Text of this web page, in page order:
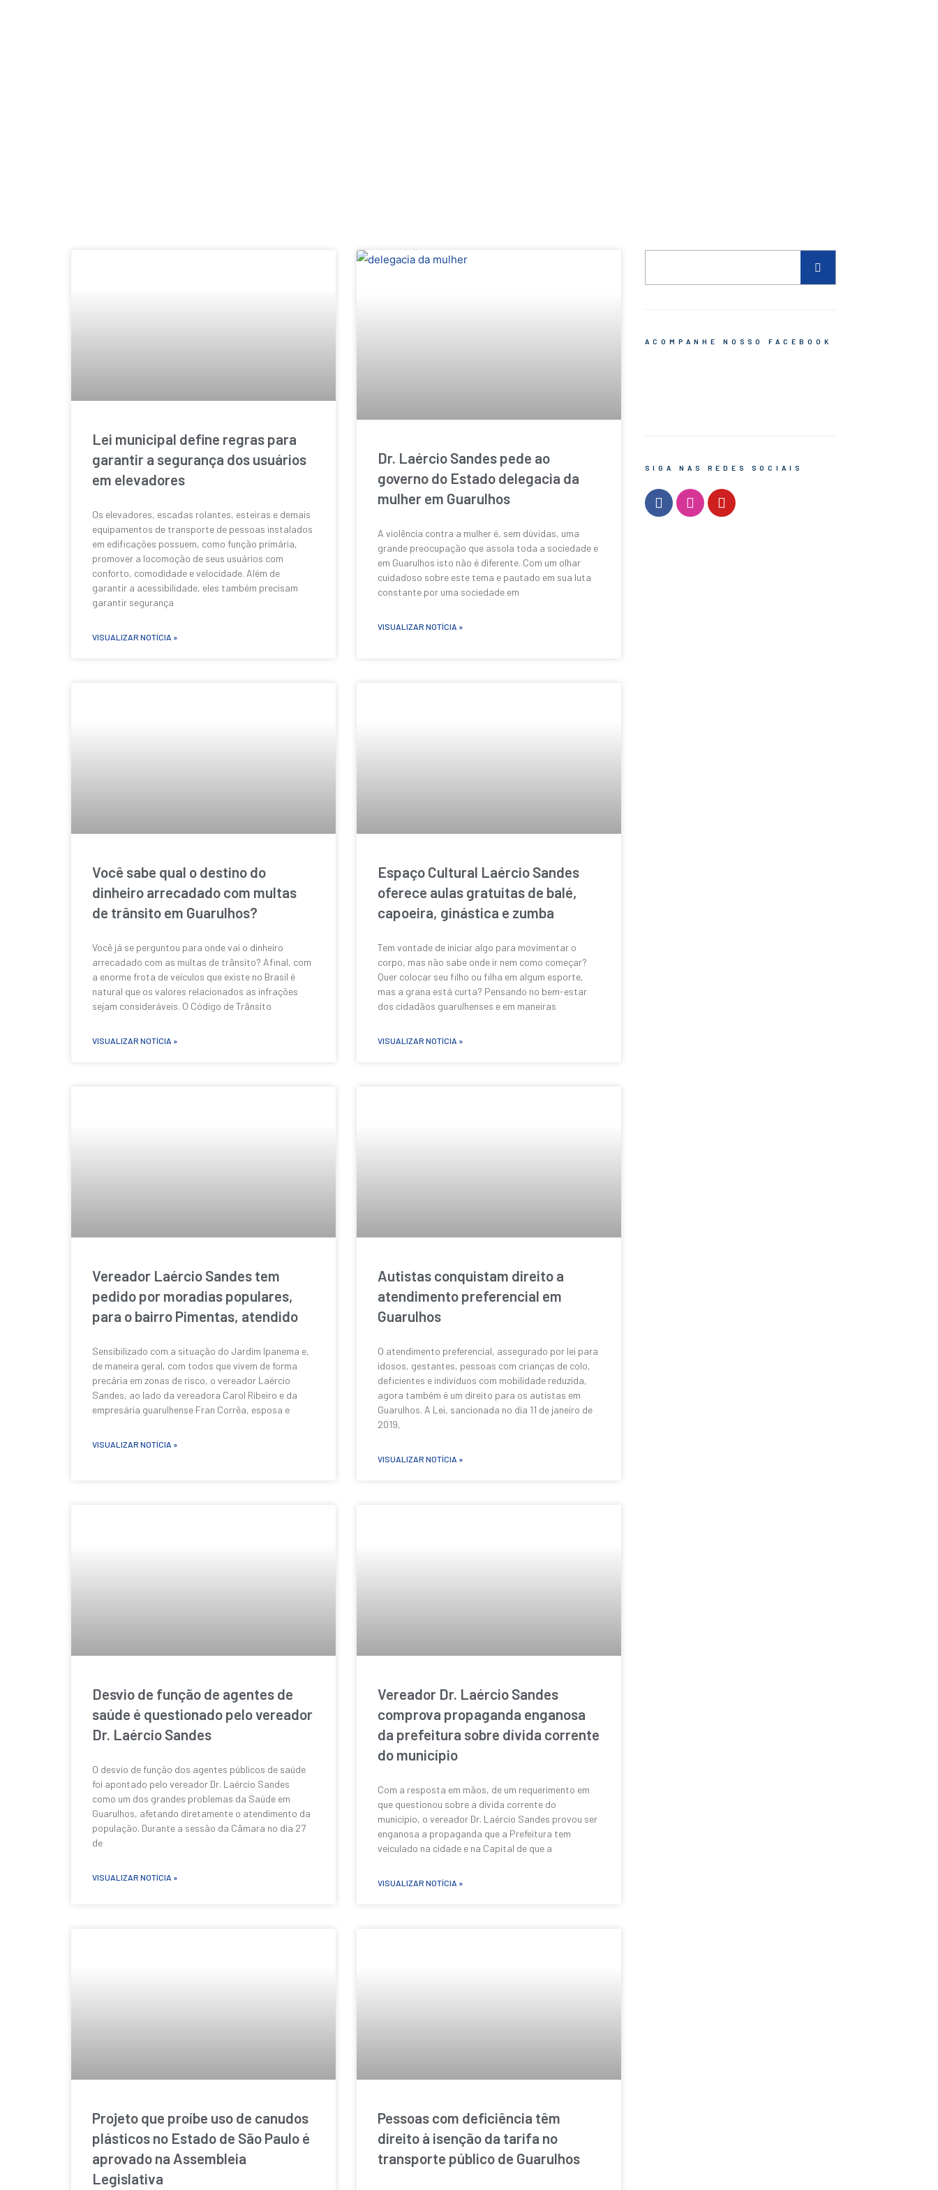
Lei municipal define regras para
garantir a segurança dos usuários
em elevadores
Os elevadores, escadas rolantes, esteiras e demais
equipamentos de transporte de pessoas instalados
em edificações possuem, como função primária,
promover a locomoção de seus usuários com
conforto, comodidade e velocidade. Além de
garantir a acessibilidade, eles também precisam
garantir segurança
VISUALIZAR NOTÍCIA »
Dr. Laércio Sandes pede ao
governo do Estado delegacia da
mulher em Guarulhos
A violência contra a mulher é, sem dúvidas, uma
grande preocupação que assola toda a sociedade e
em Guarulhos isto não é diferente. Com um olhar
cuidadoso sobre este tema e pautado em sua luta
constante por uma sociedade em
VISUALIZAR NOTÍCIA »
Você sabe qual o destino do
dinheiro arrecadado com multas
de trânsito em Guarulhos?
Você já se perguntou para onde vai o dinheiro
arrecadado com as multas de trânsito? Afinal, com
a enorme frota de veículos que existe no Brasil é
natural que os valores relacionados as infrações
sejam consideráveis. O Código de Trânsito
VISUALIZAR NOTÍCIA »
Espaço Cultural Laércio Sandes
oferece aulas gratuitas de balé,
capoeira, ginástica e zumba
Tem vontade de iniciar algo para movimentar o
corpo, mas não sabe onde ir nem como começar?
Quer colocar seu filho ou filha em algum esporte,
mas a grana está curta? Pensando no bem-estar
dos cidadãos guarulhenses e em maneiras
VISUALIZAR NOTÍCIA »
Vereador Laércio Sandes tem
pedido por moradias populares,
para o bairro Pimentas, atendido
Sensibilizado com a situação do Jardim Ipanema e,
de maneira geral, com todos que vivem de forma
precária em zonas de risco, o vereador Laércio
Sandes, ao lado da vereadora Carol Ribeiro e da
empresária guarulhense Fran Corrêa, esposa e
VISUALIZAR NOTÍCIA »
Autistas conquistam direito a
atendimento preferencial em
Guarulhos
O atendimento preferencial, assegurado por lei para
idosos, gestantes, pessoas com crianças de colo,
deficientes e indivíduos com mobilidade reduzida,
agora também é um direito para os autistas em
Guarulhos. A Lei, sancionada no dia 11 de janeiro de
2019,
VISUALIZAR NOTÍCIA »
Desvio de função de agentes de
saúde é questionado pelo vereador
Dr. Laércio Sandes
O desvio de função dos agentes públicos de saúde
foi apontado pelo vereador Dr. Laércio Sandes
como um dos grandes problemas da Saúde em
Guarulhos, afetando diretamente o atendimento da
população. Durante a sessão da Câmara no dia 27
de
VISUALIZAR NOTÍCIA »
Vereador Dr. Laércio Sandes
comprova propaganda enganosa
da prefeitura sobre dívida corrente
do município
Com a resposta em mãos, de um requerimento em
que questionou sobre a dívida corrente do
município, o vereador Dr. Laércio Sandes provou ser
enganosa a propaganda que a Prefeitura tem
veiculado na cidade e na Capital de que a
VISUALIZAR NOTÍCIA »
Projeto que proíbe uso de canudos
plásticos no Estado de São Paulo é
aprovado na Assembleia
Legislativa
Pessoas com deficiência têm
direito à isenção da tarifa no
transporte público de Guarulhos
ACOMPANHE NOSSO FACEBOOK
SIGA NAS REDES SOCIAIS